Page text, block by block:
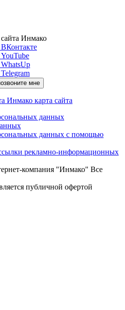
мне
карта сайта
данных
данных с помощью
рекламно-информационных
компания "Инмако" Все
публичной офертой